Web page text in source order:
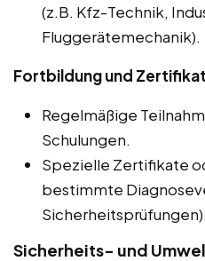
(z.B. Kfz-Technik,
Fluggerätemechanik).
Fortbildung und
Regelmäßige
Schulungen.
Spezielle Zertifikate
bestimmte
Sicherheitsprüfungen).
Sicherheits- und